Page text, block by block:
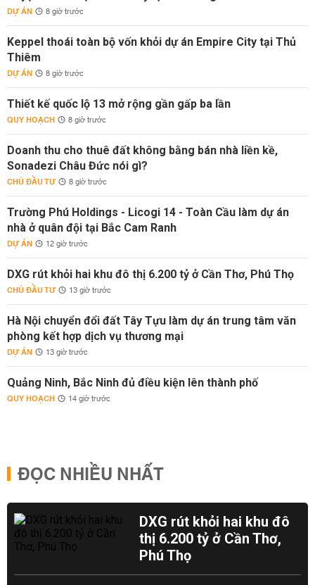
DỰ ÁN 8 giờ trước
Keppel thoái toàn bộ vốn khỏi dự án Empire City tại Thủ
Thiêm
DỰ ÁN 8 giờ trước
Thiết kế quốc lộ 13 mở rộng gần gấp ba lần
QUY HOẠCH 8 giờ trước
Doanh thu cho thuê đất không bằng bán nhà liền kề,
Sonadezi Châu Đức nói gì?
CHỦ ĐẦU TƯ 8 giờ trước
Trường Phú Holdings - Licogi 14 - Toàn Cầu làm dự án
nhà ở quân đội tại Bắc Cam Ranh
DỰ ÁN 12 giờ trước
DXG rút khỏi hai khu đô thị 6.200 tỷ ở Cần Thơ, Phú Thọ
CHỦ ĐẦU TƯ 13 giờ trước
Hà Nội chuyển đổi đất Tây Tựu làm dự án trung tâm văn
phòng kết hợp dịch vụ thương mại
DỰ ÁN 13 giờ trước
Quảng Ninh, Bắc Ninh đủ điều kiện lên thành phố
QUY HOẠCH 14 giờ trước
ĐỌC NHIỀU NHẤT
DXG rút khỏi hai khu đô
thị 6.200 tỷ ở Cần Thơ,
Phú Thọ